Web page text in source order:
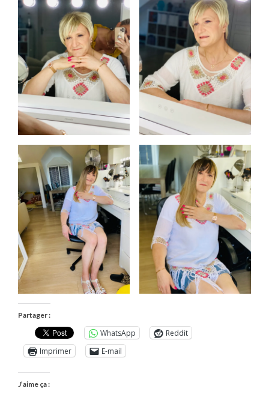
Partager :
WhatsApp
Reddit
Imprimer
E-mail
J’aime ça :